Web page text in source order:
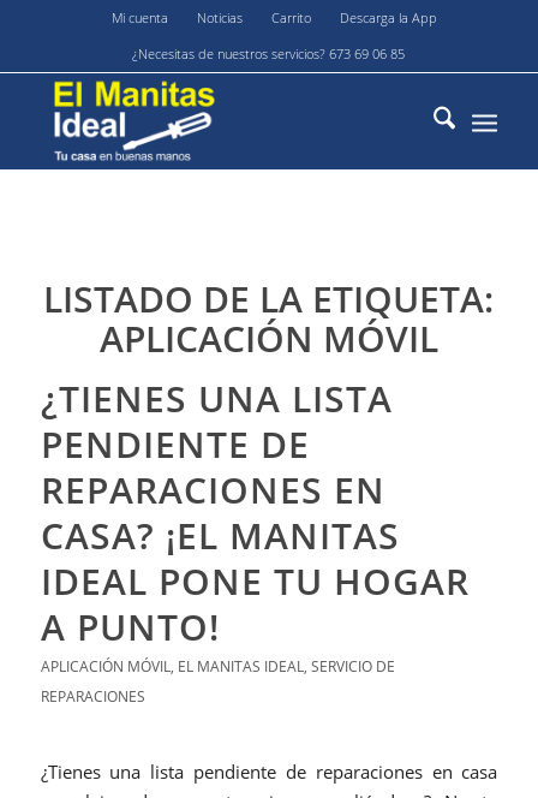
Mi cuenta Noticias Carrito
Descarga la App
¿Necesitas de nuestros servicios? 673 69 06 85
LISTADO DE LA ETIQUETA:
APLICACIÓN MÓVIL
¿TIENES UNA LISTA
PENDIENTE DE
REPARACIONES EN
CASA? ¡EL MANITAS
IDEAL PONE TU HOGAR
A PUNTO!
APLICACIÓN MÓVIL, EL MANITAS IDEAL, SERVICIO DE
REPARACIONES
¿Tienes una lista pendiente de reparaciones en casa